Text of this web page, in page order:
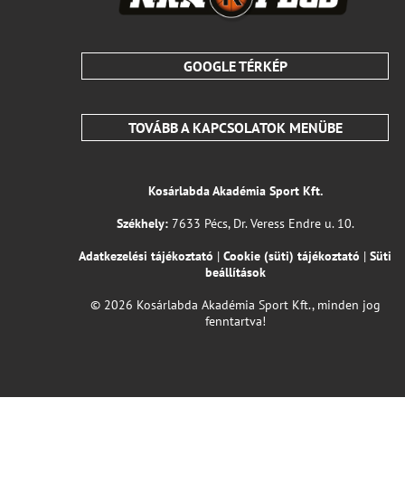
GOOGLE TÉRKÉP
TOVÁBB A KAPCSOLATOK MENÜBE
Kosárlabda Akadémia Sport Kft.
Székhely:7633 Pécs, Dr. Veress Endre u. 10.
Adatkezelési tájékoztató | Cookie (süti) tájékoztató | Süti
beállítások
© 2026 Kosárlabda Akadémia Sport Kft., minden jog
fenntartva!